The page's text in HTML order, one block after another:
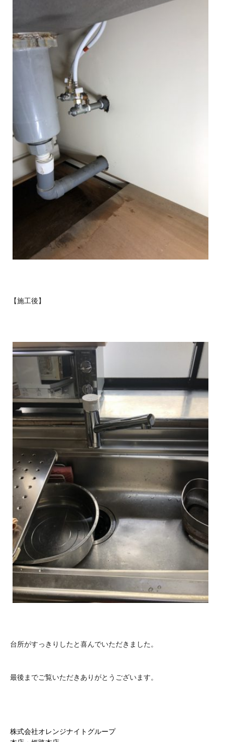
【施工後】
台所がすっきりしたと喜んでいただきました。
最後までご覧いただきありがとうございます。
株式会社オレンジナイトグループ